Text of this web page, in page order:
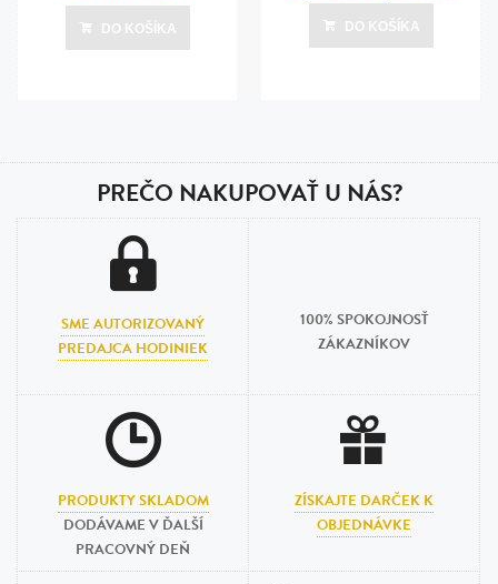
DO KOŠÍKA DO KOŠÍKA
PREČO NAKUPOVAŤ U NÁS?
SME AUTORIZOVANÝ
PREDAJCA HODINIEK
100% SPOKOJNOSŤ
ZÁKAZNÍKOV
PRODUKTY SKLADOM
DODÁVAME V ĎALŠÍ
PRACOVNÝ DEŇ
ZÍSKAJTE DARČEK K
OBJEDNÁVKE